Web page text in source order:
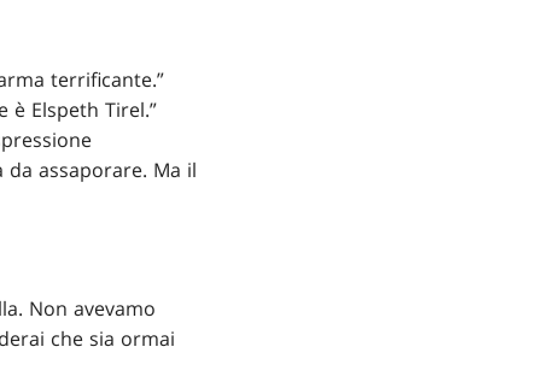
terrificante.”
è Elspeth Tirel.”
assaporare. Ma il
Non avevamo
che sia ormai